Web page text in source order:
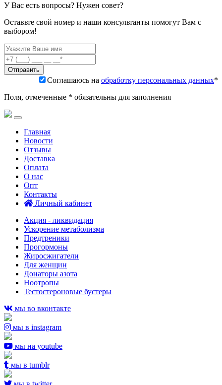
У Вас есть вопросы? Нужен совет?
Оставьте свой номер и наши консультанты помогут Вам с
выбором!
Соглашаюсь на обработку персональных данных*
Поля, отмеченные * обязательны для заполнения
Главная
Новости
Отзывы
Доставка
Оплата
О нас
Опт
Контакты
Личный кабинет
Акция - ликвидация
Ускорение метаболизма
Предтреники
Прогормоны
Жиросжигатели
Для женщин
Донаторы азота
Ноотропы
Тестостероновые бустеры
мы во вконтакте
мы в instagram
мы на youtube
мы в tumblr